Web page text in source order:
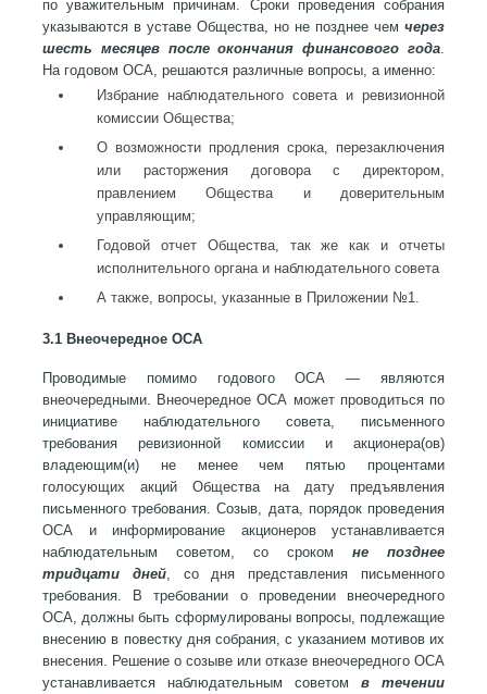
по уважительным причинам. Сроки проведения собрания
указываются в уставе Общества, но не позднее чем через
шесть месяцев после окончания финансового года
На годовом ОСА, решаются различные вопросы, а именно:
Избрание наблюдательного совета и ревизионной
комиссии Общества;
О возможности продления срока, перезаключения
или расторжения договора с директором,
правлением Общества и доверительным
управляющим;
Годовой отчет Общества, так же как и отчеты
исполнительного органа и наблюдательного совета
А также, вопросы, указанные в Приложении №1.
3.1 Внеочередное ОСА
Проводимые помимо годового ОСА — являются
внеочередными. Внеочередное ОСА может проводиться по
инициативе наблюдательного совета, письменного
требования ревизионной комиссии и акционера(ов)
владеющим(и) не менее чем пятью процентами
голосующих акций Общества на дату предъявления
письменного требования. Созыв, дата, порядок проведения
ОСА и информирование акционеров устанавливается
наблюдательным советом, со сроком не позднее
тридцати дней, со дня представления письменного
требования. В требовании о проведении внеочередного
ОСА, должны быть сформулированы вопросы, подлежащие
внесению в повестку дня собрания, с указанием мотивов их
внесения. Решение о созыве или отказе внеочередного ОСА
устанавливается наблюдательным советом в течении